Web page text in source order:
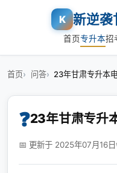
K 新逆袭
首页专升本招
首页 问答 23年甘肃专升本
❓23年甘肃专升
📅 更新于 2025年07月16日